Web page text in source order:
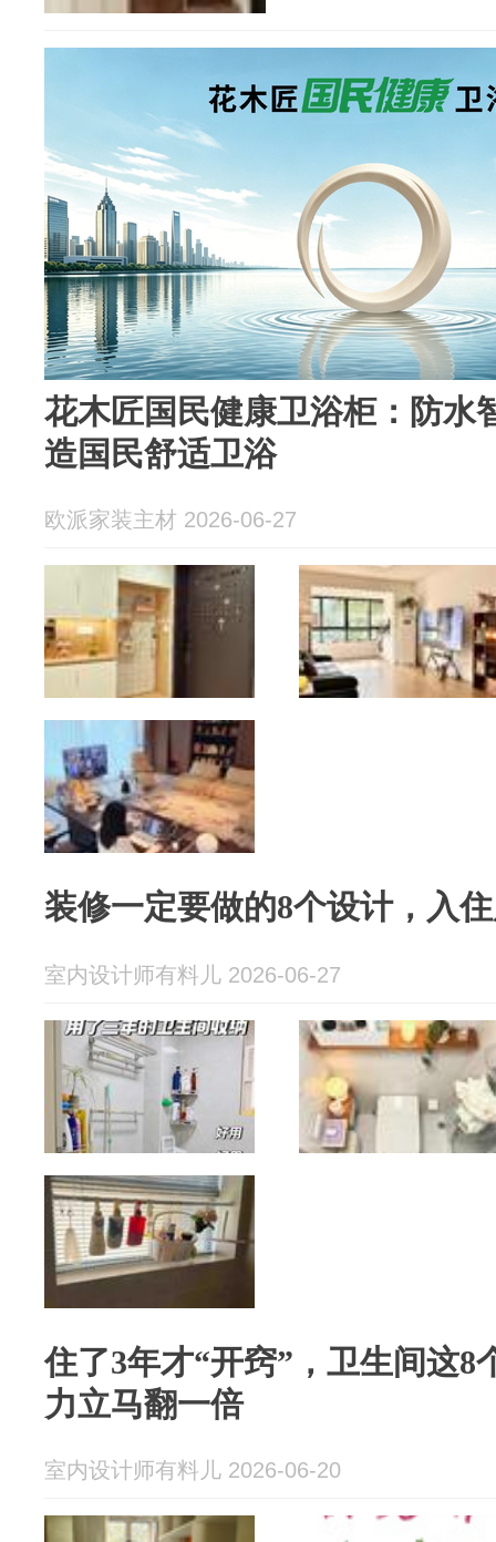
花木匠国民健康卫浴柜：防水
造国民舒适卫浴
欧派家装主材 2026-06-27
装修一定要做的8个设计，入
室内设计师有料儿 2026-06-27
住了3年才“开窍”，卫生间这8
力立马翻一倍
室内设计师有料儿 2026-06-20